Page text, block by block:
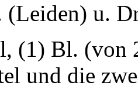
(Leiden) u.
(1) Bl. (von
und die